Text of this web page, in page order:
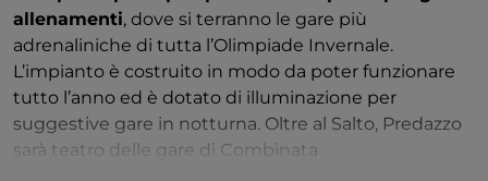
allenamenti, dove si terranno le gare più
adrenaliniche di tutta l’Olimpiade Invernale.
L’impianto è costruito in modo da poter funzionare
tutto l’anno ed è dotato di illuminazione per
suggestive gare in notturna. Oltre al Salto, Predazzo
sarà teatro delle gare di Combinata